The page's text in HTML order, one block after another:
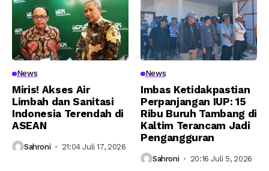
News
Miris! Akses Air
Limbah dan Sanitasi
Indonesia Terendah di
ASEAN
Sahroni 21:04 Juli 17, 2026
News
Imbas Ketidakpastian
Perpanjangan IUP: 15
Ribu Buruh Tambang di
Kaltim Terancam Jadi
Pengangguran
Sahroni 20:16 Juli 5, 2026